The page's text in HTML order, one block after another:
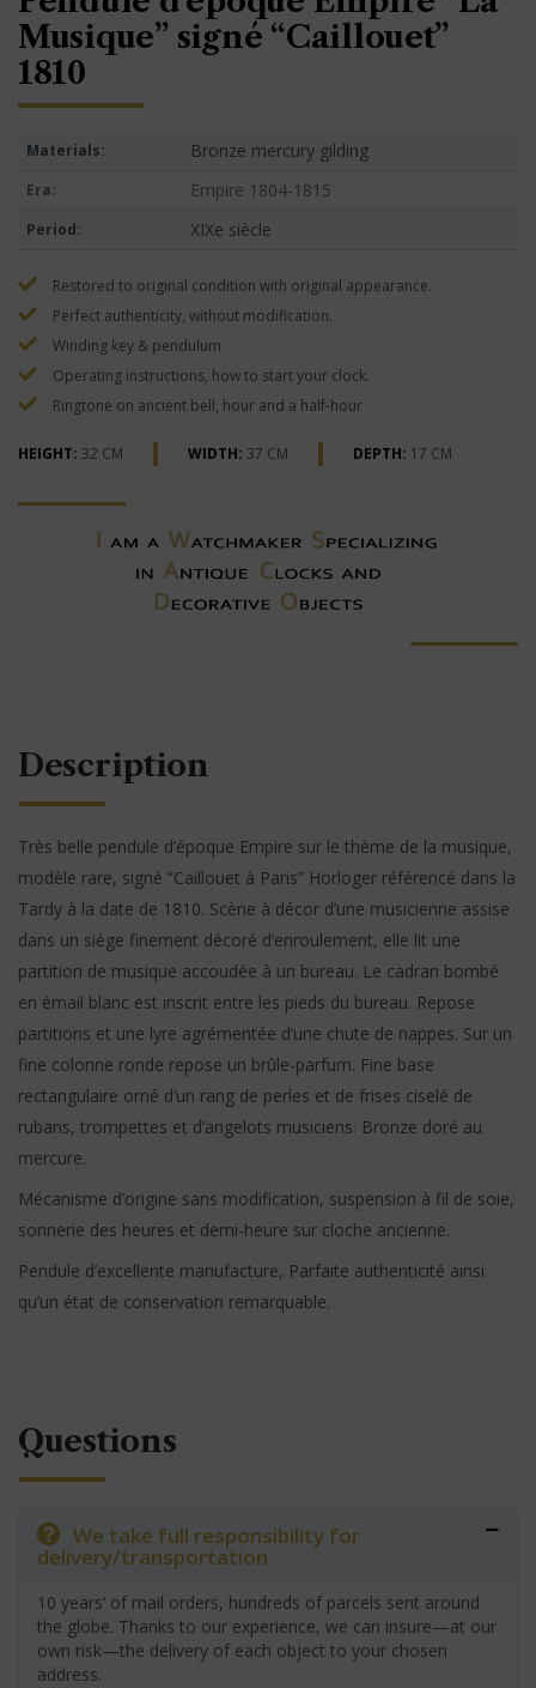
Musique” signé “Caillouet”
1810
Materials: Bronze mercury gilding
Era: Empire 1804-1815
Period: XIXe siècle
Restored to original condition with original appearance.
Perfect authenticity, without modification.
Winding key & pendulum
Operating instructions, how to start your clock.
Ringtone on ancient bell, hour and a half-hour
HEIGHT: 32 CM WIDTH: 37 CM DEPTH: 17 CM
Description
Très belle pendule d’époque Empire sur le thème de la musique,
modèle rare, signé “Caillouet à Paris” Horloger référencé dans la
Tardy à la date de 1810. Scène à décor d’une musicienne assise
dans un siège finement décoré d’enroulement, elle lit une
partition de musique accoudée à un bureau. Le cadran bombé
en émail blanc est inscrit entre les pieds du bureau. Repose
partitions et une lyre agrémentée d’une chute de nappes. Sur un
fine colonne ronde repose un brûle-parfum. Fine base
rectangulaire orné d’un rang de perles et de frises ciselé de
rubans, trompettes et d’angelots musiciens. Bronze doré au
mercure.
Mécanisme d’origine sans modification, suspension à fil de soie,
sonnerie des heures et demi-heure sur cloche ancienne.
Pendule d’excellente manufacture, Parfaite authenticité ainsi
qu’un état de conservation remarquable.
Questions
We take full responsibility for
delivery/transportation
10 years’ of mail orders, hundreds of parcels sent around
the globe. Thanks to our experience, we can insure—at our
own risk—the delivery of each object to your chosen
address.